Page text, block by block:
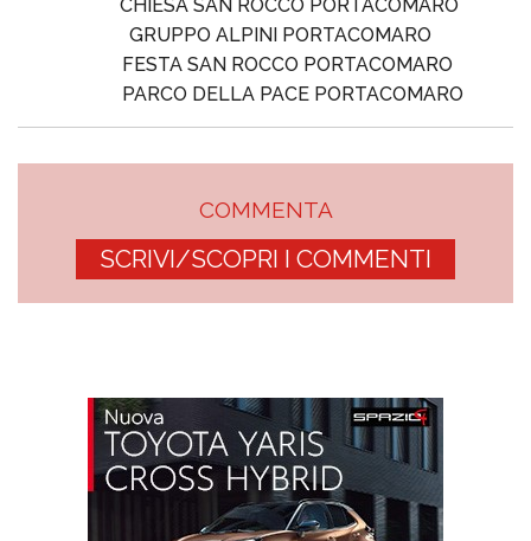
CHIESA SAN ROCCO PORTACOMARO
GRUPPO ALPINI PORTACOMARO
FESTA SAN ROCCO PORTACOMARO
PARCO DELLA PACE PORTACOMARO
COMMENTA
SCRIVI/SCOPRI I COMMENTI